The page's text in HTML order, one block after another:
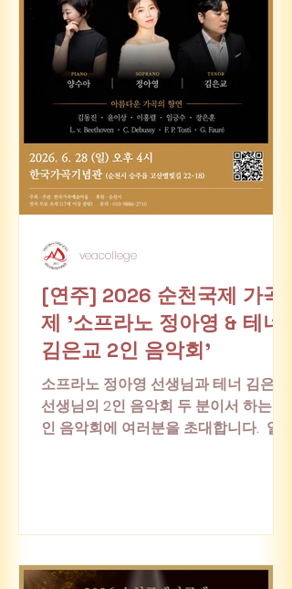
[연주] 2026 순천국제 가곡
제 '소프라노 정아영 & 테너
김은교 2인 음악회'
소프라노 정아영 선생님과 테너 김은교
선생님의 2인 음악회 두 분이서 하는 2
인 음악회에 여러분을 초대합니다. 일
veacollege